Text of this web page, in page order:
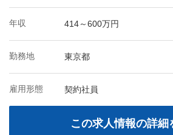
年収 414～600万円
勤務地 東京都
雇用形態 契約社員
この求人情報の詳細